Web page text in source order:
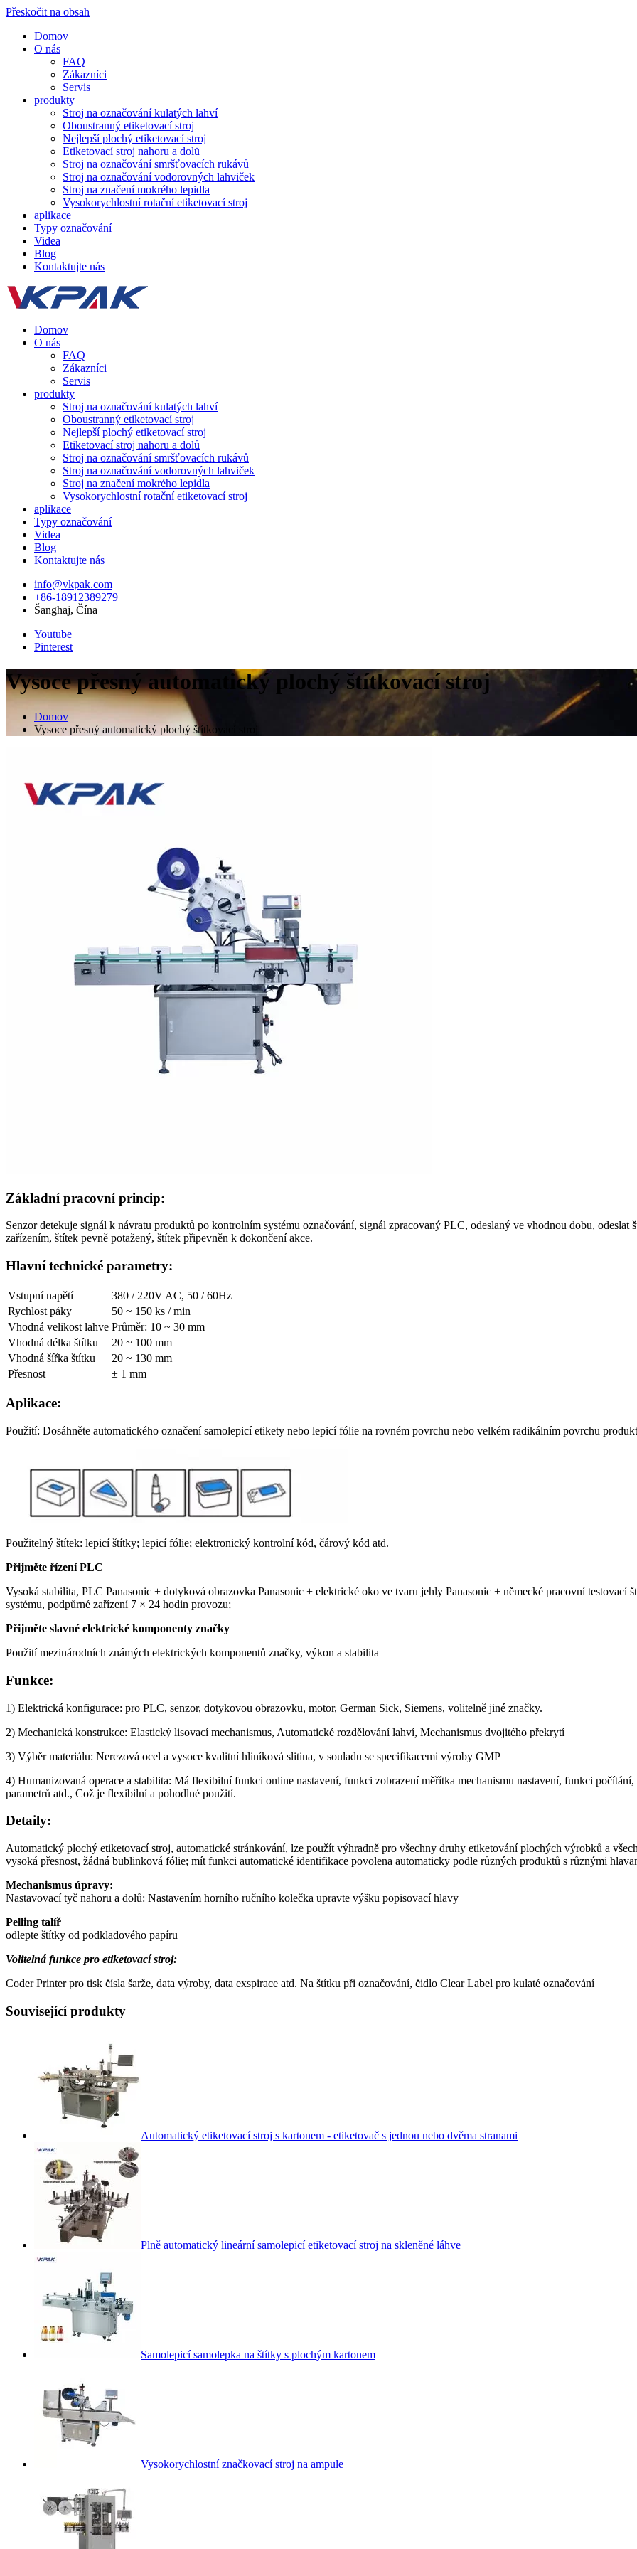
Přeskočit na obsah
Domov
O nás
FAQ
Zákazníci
Servis
produkty
Stroj na označování kulatých lahví
Oboustranný etiketovací stroj
Nejlepší plochý etiketovací stroj
Etiketovací stroj nahoru a dolů
Stroj na označování smršťovacích rukávů
Stroj na označování vodorovných lahviček
Stroj na značení mokrého lepidla
Vysokorychlostní rotační etiketovací stroj
aplikace
Typy označování
Videa
Blog
Kontaktujte nás
Domov
O nás
FAQ
Zákazníci
Servis
produkty
Stroj na označování kulatých lahví
Oboustranný etiketovací stroj
Nejlepší plochý etiketovací stroj
Etiketovací stroj nahoru a dolů
Stroj na označování smršťovacích rukávů
Stroj na označování vodorovných lahviček
Stroj na značení mokrého lepidla
Vysokorychlostní rotační etiketovací stroj
aplikace
Typy označování
Videa
Blog
Kontaktujte nás
info@vkpak.com
+86-18912389279
Šanghaj, Čína
Youtube
Pinterest
Vysoce přesný automatický plochý štítkovací stroj
Domov
Vysoce přesný automatický plochý štítkovací stroj
Základní pracovní princip:
Senzor detekuje signál k návratu produktů po kontrolním systému označování, signál zpracovaný PLC, odeslaný ve vhodnou dobu,
zařízením, štítek pevně potažený, štítek připevněn k dokončení akce.
Hlavní technické parametry:
Vstupní napětí
380 / 220V AC, 50 / 60Hz
Rychlost páky
50 ~ 150 ks / min
Vhodná velikost lahve Průměr: 10 ~ 30 mm
Vhodná délka štítku
20 ~ 100 mm
Vhodná šířka štítku
20 ~ 130 mm
Přesnost
± 1 mm
Aplikace:
Použití: Dosáhněte automatického označení samolepicí etikety nebo lepicí fólie na rovném povrchu nebo velkém radikálním povrchu
Použitelný štítek: lepicí štítky; lepicí fólie; elektronický kontrolní kód, čárový kód atd.
Přijměte řízení PLC
Vysoká stabilita, PLC Panasonic + dotyková obrazovka Panasonic + elektrické oko ve tvaru jehly Panasonic + německé pracovní
systému, podpůrné zařízení 7 × 24 hodin provozu;
Přijměte slavné elektrické komponenty značky
Použití mezinárodních známých elektrických komponentů značky, výkon a stabilita
Funkce:
1) Elektrická konfigurace: pro PLC, senzor, dotykovou obrazovku, motor, German Sick, Siemens, volitelně jiné značky.
2) Mechanická konstrukce: Elastický lisovací mechanismus, Automatické rozdělování lahví, Mechanismus dvojitého překrytí
3) Výběr materiálu: Nerezová ocel a vysoce kvalitní hliníková slitina, v souladu se specifikacemi výroby GMP
4) Humanizovaná operace a stabilita: Má flexibilní funkci online nastavení, funkci zobrazení měřítka mechanismu nastavení, funkci
parametrů atd., Což je flexibilní a pohodlné použití.
Detaily:
Automatický plochý etiketovací stroj, automatické stránkování, lze použít výhradně pro všechny druhy etiketování plochých výrobků a
vysoká přesnost, žádná bublinková fólie; mít funkci automatické identifikace povolena automaticky podle různých produktů s různými
Mechanismus úpravy:
Nastavovací tyč nahoru a dolů: Nastavením horního ručního kolečka upravte výšku popisovací hlavy
Pelling talíř
odlepte štítky od podkladového papíru
Volitelná funkce pro etiketovací stroj:
Coder Printer pro tisk čísla šarže, data výroby, data exspirace atd. Na štítku při označování, čidlo Clear Label pro kulaté označování
Související produkty
Automatický etiketovací stroj s kartonem - etiketovač s jednou nebo dvěma stranami
Plně automatický lineární samolepicí etiketovací stroj na skleněné láhve
Samolepicí samolepka na štítky s plochým kartonem
Vysokorychlostní značkovací stroj na ampule